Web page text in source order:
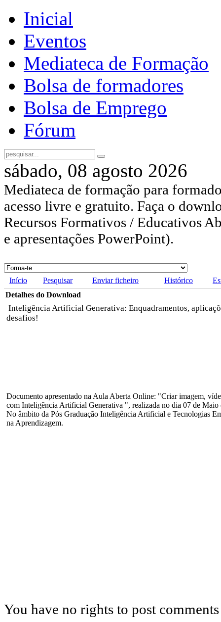
Inicial
Eventos
Mediateca de Formação
Bolsa de formadores
Bolsa de Emprego
Fórum
sábado, 08 agosto 2026
Mediateca de formação para
acesso livre e gratuito. Faça o
Recursos Formativos / Educativos
e apresentações PowerPoint).
Início Pesquisar Enviar ficheiro Histórico
Detalhes do Download
Inteligência Artificial Generativa: Enquadramentos,
desafios!
Documento apresentado na Aula Aberta Online: "Criar imagem,
com Inteligência Artificial Generativa ", realizada no dia 07 de Maio
No âmbito da Pós Graduação Inteligência Artificial e Tecnologias
na Aprendizagem.
You have no rights to post comments